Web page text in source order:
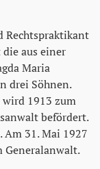
Rechtspraktikant
aus einer
Maria
drei Söhnen.
wird 1913 zum
befördert.
31. Mai 1927
Generalanwalt.